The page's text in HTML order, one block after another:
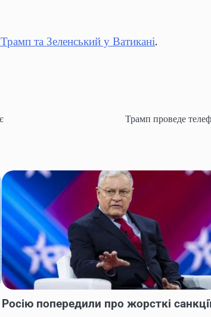
та Зеленський у Ватикані.
Трамп проведе
Росію попередили про жорсткі